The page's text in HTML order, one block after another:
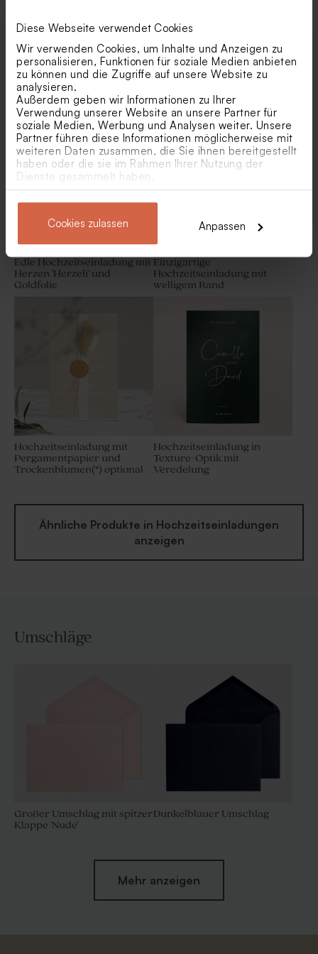
Diese Webseite verwendet Cookies
Wir verwenden Cookies, um Inhalte und Anzeigen zu
personalisieren, Funktionen für soziale Medien anbieten
zu können und die Zugriffe auf unsere Website zu
analysieren.
Außerdem geben wir Informationen zu Ihrer
Verwendung unserer Website an unsere Partner für
soziale Medien, Werbung und Analysen weiter. Unsere
Partner führen diese Informationen möglicherweise mit
weiteren Daten zusammen, die Sie ihnen bereitgestellt
haben oder die sie im Rahmen Ihrer Nutzung der
Dienste gesammelt haben.
Cookies zulassen Anpassen
Seifenblasen 'Rosé' | 6er Set
Rosa Fläschchen aus
geriffeltem Glas mit
Holzverschluss
Baumwollband 'Nude' | klein
Vierteilige Hochzeitskarte
mit Fotos
mit Foto und Anhänger
Edle Hochzeitseinladung mit
Herzen 'Herzeli' und
Goldfolie
Einzigartige
Hochzeitseinladung mit
welligem Rand
Hochzeitseinladung mit
Pergamentpapier und
Trockenblumen(*) optional
Hochzeitseinladung in
Texture-Optik mit
Veredelung
Ähnliche Produkte in Hochzeitseinladungen
anzeigen
Umschläge
Großer Umschlag mit spitzer
Klappe 'Nude'
Dunkelblauer Umschlag
Mehr anzeigen